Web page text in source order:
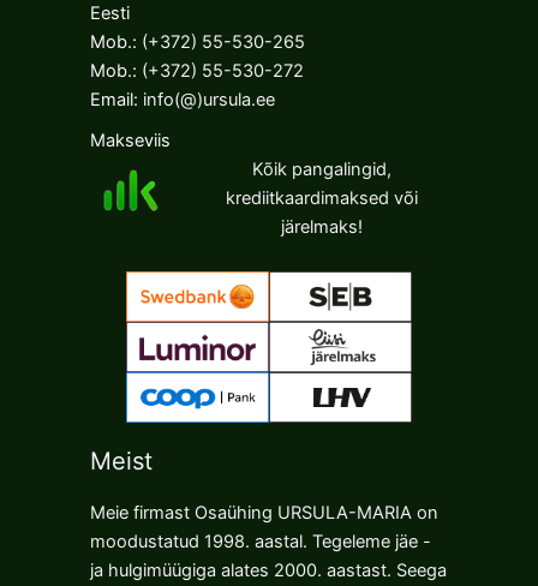
Eesti
Mob.: (+372) 55-530-265
Mob.: (+372) 55-530-272
Email: info(@)ursula.ee
Makseviis
Kõik pangalingid,
krediitkaardimaksed või
järelmaks!
Meist
Meie firmast Osaühing URSULA-MARIA on
moodustatud 1998. aastal. Tegeleme jäe -
ja hulgimüügiga alates 2000. aastast. Seega